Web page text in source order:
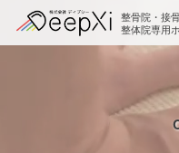
整骨院・接
整体院専用